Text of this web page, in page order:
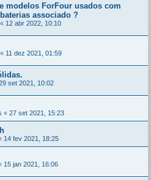
modelos ForFour usados com
associado ?
« 12 abr 2022, 10:10
« 11 dez 2021, 01:59
set 2021, 10:02
« 27 set 2021, 15:23
14 fev 2021, 18:25
15 jan 2021, 16:06